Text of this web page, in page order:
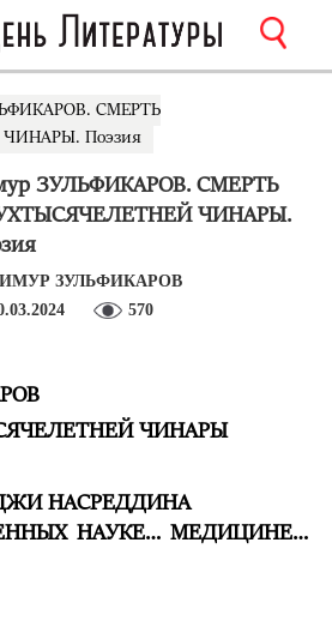
СМЕРТЬ
Поэзия
ЗУЛЬФИКАРОВ. СМЕРТЬ
ЧИНАРЫ.
ЗУЛЬФИКАРОВ
570
ЧИНАРЫ
НАСРЕДДИНА
НАУКЕ… МЕДИЦИНЕ…